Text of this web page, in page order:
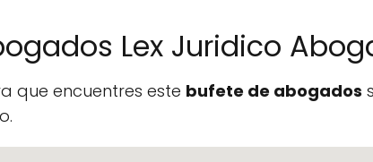
Lex Juridico
que encuentres este bufete de abogados